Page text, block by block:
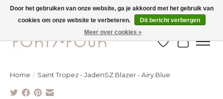
Ontdek de nieuwe najaarscollectie nu in de winkel - selectie online
Verlanglijst
Home / Saint Tropez - JadenSZ Blazer - Airy Blue
Door het gebruiken van onze website, ga je akkoord met het gebruik van
cookies om onze website te verbeteren.
Dit bericht verbergen
Meer over cookies »